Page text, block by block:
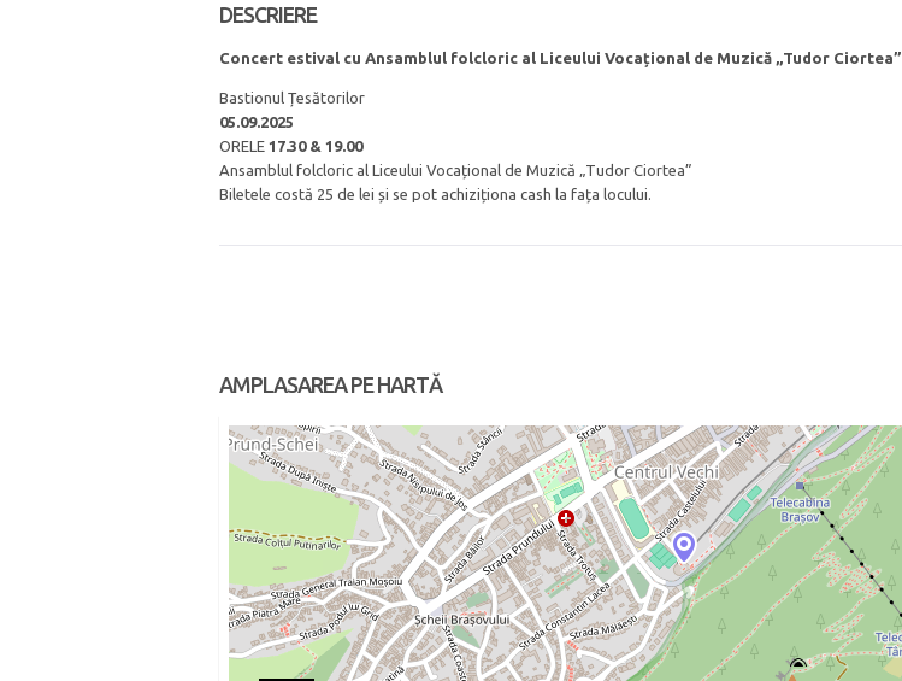
DESCRIERE
Concert estival cu Ansamblul folcloric al Liceului Vocațional de Muzică „Tudor Ciortea”
Bastionul Țesătorilor
05.09.2025
ORELE 17.30 & 19.00
Ansamblul folcloric al Liceului Vocațional de Muzică „Tudor Ciortea”
Biletele costă 25 de lei și se pot achiziționa cash la fața locului.
AMPLASAREA PE HARTĂ